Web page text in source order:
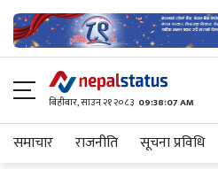
बिहीबार, साउन २१ २०८३ 09:38:07 AM
समाचार राजनीति सूचना प्रविधि